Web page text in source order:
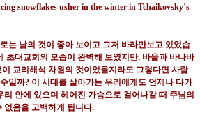
는 남의 것이 좋아 보이고 그저 바라만보고 있었습
초대교회의 모습이 완벽해 보였지만, 바울과 바나바
교리해석 차원의 것이었을지라도 그렇다면 사람
일까? 이 시대를 살아가는 우리에게도 언제나 다가
리 안에 있으며 헤어진 가슴으로 걸어나갈 때 주님의
없음을 고백하게 됩니다.